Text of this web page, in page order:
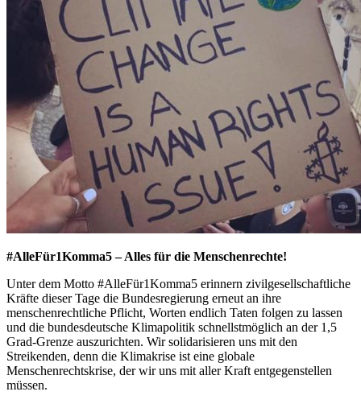
#AlleFür1Komma5 – Alles für die Menschenrechte!
Unter dem Motto #AlleFür1Komma5 erinnern zivilgesellschaftliche
Kräfte dieser Tage die Bundesregierung erneut an ihre
menschenrechtliche Pflicht, Worten endlich Taten folgen zu lassen
und die bundesdeutsche Klimapolitik schnellstmöglich an der 1,5
Grad-Grenze auszurichten. Wir solidarisieren uns mit den
Streikenden, denn die Klimakrise ist eine globale
Menschenrechtskrise, der wir uns mit aller Kraft entgegenstellen
müssen.